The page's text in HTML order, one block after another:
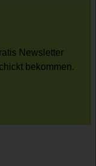
Newsletter
bekommen.